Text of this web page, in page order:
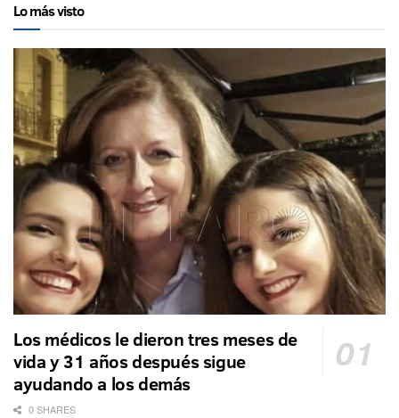
Lo más visto
Los médicos le dieron tres meses de
vida y 31 años después sigue
ayudando a los demás
0 SHARES